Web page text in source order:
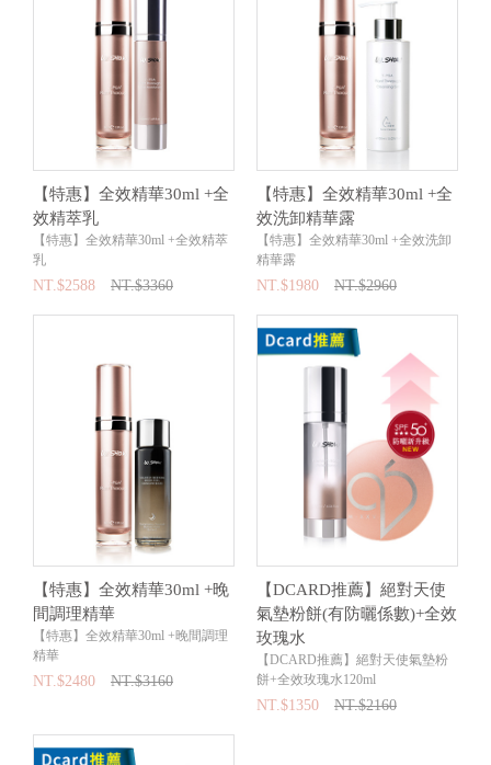
【特惠】全效精華30ml +全
效精萃乳
【特惠】全效精華30ml +全效精萃
乳
NT.$2588 NT.$3360
【特惠】全效精華30ml +全
效洗卸精華露
【特惠】全效精華30ml +全效洗卸
精華露
NT.$1980 NT.$2960
【特惠】全效精華30ml +晚
間調理精華
【特惠】全效精華30ml +晚間調理
精華
NT.$2480 NT.$3160
【DCARD推薦】絕對天使
氣墊粉餅(有防曬係數)+全效
玫瑰水
【DCARD推薦】絕對天使氣墊粉
餅+全效玫瑰水120ml
NT.$1350 NT.$2160